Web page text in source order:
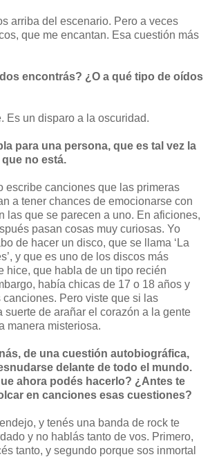
arriba del escenario. Pero a veces
que me encantan. Esa cuestión más
encontrás? ¿O a qué tipo de oídos
Es un disparo a la oscuridad.
para una persona, que es tal vez la
no está.
escribe canciones que las primeras
a tener chances de emocionarse con
las que se parecen a uno. En aficiones,
pasan cosas muy curiosas. Yo
de hacer un disco, que se llama ‘La
y que es uno de los discos más
hice, que habla de un tipo recién
había chicas de 17 o 18 años y
Pero viste que si las
suerte de arañar el corazón a la gente
manera misteriosa.
de una cuestión autobiográfica,
delante de todo el mundo.
ahora podés hacerlo? ¿Antes te
en canciones esas cuestiones?
y tenés una banda de rock te
y no hablás tanto de vos. Primero,
tanto, y segundo porque sos inmortal